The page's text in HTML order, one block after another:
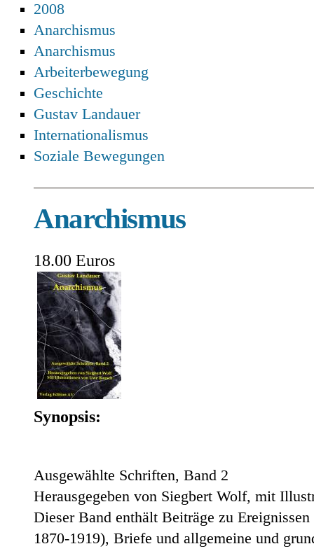
2008
Anarchismus
Anarchismus
Arbeiterbewegung
Geschichte
Gustav Landauer
Internationalismus
Soziale Bewegungen
Anarchismus
18.00 Euros
Synopsis:
Ausgewählte Schriften, Band 2
Herausgegeben von Siegbert Wolf, mit
Dieser Band enthält Beiträge zu
1870-1919), Briefe und allgemeine und